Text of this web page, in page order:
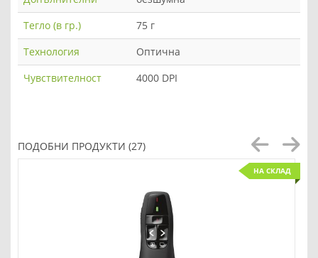
Тегло (в гр.)
75 г
Технология
Оптична
Чувствителност
4000 DPI
ПОДОБНИ ПРОДУКТИ (27)
НА СКЛАД